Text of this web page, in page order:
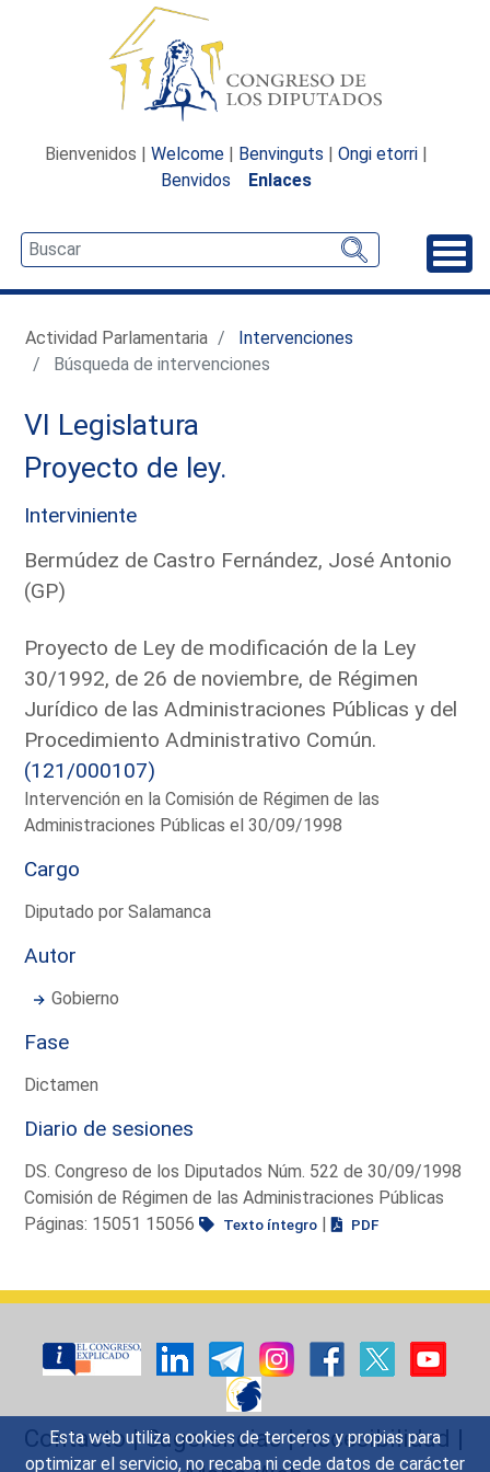
Esta web utiliza cookies de terceros y propias para
optimizar el servicio, no recaba ni cede datos de carácter
Bienvenidos | Welcome | Benvinguts | Ongi etorri |
Benvidos
Enlaces
Actividad Parlamentaria
Intervenciones
Búsqueda de intervenciones
VI Legislatura
Proyecto de ley.
Interviniente
Bermúdez de Castro Fernández, José Antonio
(GP)
Proyecto de Ley de modificación de la Ley
30/1992, de 26 de noviembre, de Régimen
Jurídico de las Administraciones Públicas y del
Procedimiento Administrativo Común.
(121/000107)
Intervención en la Comisión de Régimen de las
Administraciones Públicas el 30/09/1998
Cargo
Diputado por Salamanca
Autor
Gobierno
Fase
Dictamen
Diario de sesiones
DS. Congreso de los Diputados Núm. 522 de 30/09/1998
Comisión de Régimen de las Administraciones Públicas
Páginas: 15051 15056
Texto íntegro | PDF
Contacto|Sugerencias|Accesibilidad |